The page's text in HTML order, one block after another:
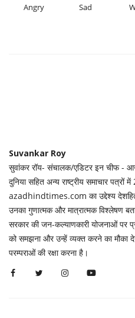
Angry Sad
Suvankar Roy
सुवांकर रॉय- संचालक/एडिटर इन चीफ -
दुनिया सहित अन्य राष्ट्रीय समाचार पत्रों
azadhindtimes.com का उद्देश्य
उनका गुणात्मक और मात्रात्मक विश्लेषण
सरकार की जन-कल्याणकारी योजनाओं पर
को समझना और उन्हें व्यक्त करने का मौका
परम्पराओं की रक्षा करना है।